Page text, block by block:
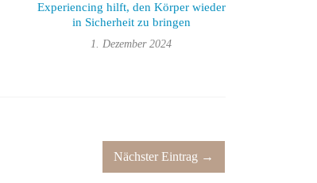
Experiencing hilft, den Körper wieder
in Sicherheit zu bringen
1. Dezember 2024
Nächster Eintrag →